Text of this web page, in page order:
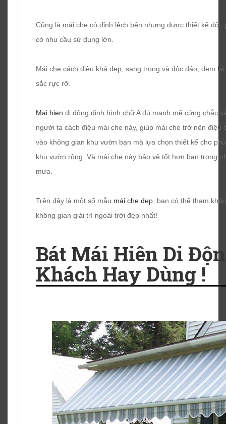
Cũng là mái che có đỉnh lệch bên nhưng được thiết kế
có nhu cầu sử dụng lớn.
Mái che cách điệu khá đẹp, sang trọng và độc đáo, đem
sắc rực rỡ.
Mai hien di động đỉnh hình chữ A dù mạnh mẽ cứng chắc
người ta cách điệu mái che này, giúp mái che trở nên
vào không gian khu vườn bạn mà lựa chọn thiết kế cho
khu vườn rộng. Và mái che này bảo vệ tốt hơn bạn trong
mưa.
Trên đây là một số mẫu mái che đẹp , bạn có thể tham
không gian giải trí ngoài trời đẹp nhất!
Bát Mái Hiên Di
Khách Hay Dùng !